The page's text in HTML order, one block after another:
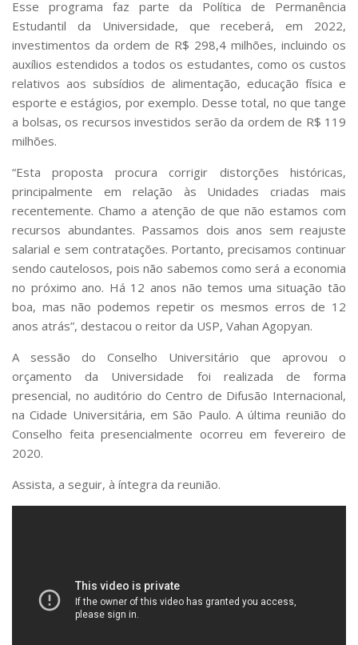
Esse programa faz parte da Política de Permanência
Estudantil da Universidade, que receberá, em 2022,
investimentos da ordem de R$ 298,4 milhões, incluindo os
auxílios estendidos a todos os estudantes, como os custos
relativos aos subsídios de alimentação, educação física e
esporte e estágios, por exemplo. Desse total, no que tange
a bolsas, os recursos investidos serão da ordem de R$ 119
milhões.
“Esta proposta procura corrigir distorções históricas,
principalmente em relação às Unidades criadas mais
recentemente. Chamo a atenção de que não estamos com
recursos abundantes. Passamos dois anos sem reajuste
salarial e sem contratações. Portanto, precisamos continuar
sendo cautelosos, pois não sabemos como será a economia
no próximo ano. Há 12 anos não temos uma situação tão
boa, mas não podemos repetir os mesmos erros de 12
anos atrás”, destacou o reitor da USP, Vahan Agopyan.
A sessão do Conselho Universitário que aprovou o
orçamento da Universidade foi realizada de forma
presencial, no auditório do Centro de Difusão Internacional,
na Cidade Universitária, em São Paulo. A última reunião do
Conselho feita presencialmente ocorreu em fevereiro de
2020.
Assista, a seguir, à íntegra da reunião.